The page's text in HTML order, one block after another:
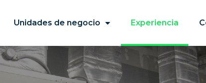
Unidades de negocio Experiencia